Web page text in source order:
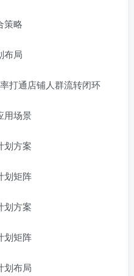
策略
布局
打通店铺人群流转闭环
用场景
划方案
划矩阵
划方案
划矩阵
划布局